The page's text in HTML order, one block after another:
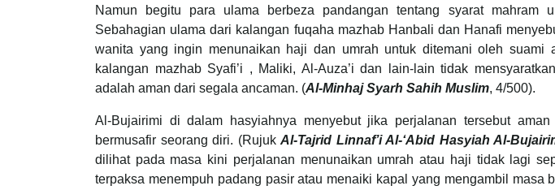
Namun begitu para ulama berbeza pandangan tentang syarat mahram
Sebahagian ulama dari kalangan fuqaha mazhab Hanbali dan Hanafi
wanita yang ingin menunaikan haji dan umrah untuk ditemani oleh suami
kalangan mazhab Syafi’i , Maliki, Al-Auza’i dan lain-lain tidak
adalah aman dari segala ancaman. (Al-Minhaj Syarh Sahih Muslim, 4/500).
Al-Bujairimi di dalam hasyiahnya menyebut jika perjalanan tersebut
bermusafir seorang diri. (RujukAl-Tajrid Linnaf’i Al-‘Abid Hasyiah Al-
dilihat pada masa kini perjalanan menunaikan umrah atau haji tidak lagi
terpaksa menempuh padang pasir atau menaiki kapal yang mengambil masa